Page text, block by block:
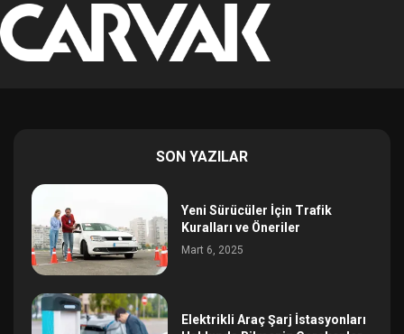
SON YAZILAR
Yeni Sürücüler İçin Trafik
Kuralları ve Öneriler
Mart 6, 2025
Elektrikli Araç Şarj İstasyonları